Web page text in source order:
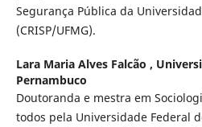
Segurança Pública da
(CRISP/UFMG).
Lara Maria Alves Falcão ,
Pernambuco
Doutoranda e mestra em
todos pela Universidade Federal